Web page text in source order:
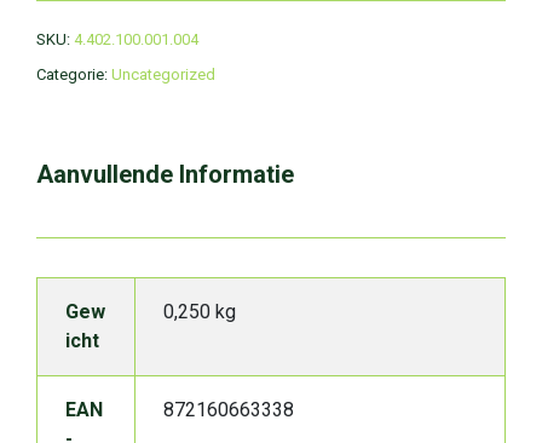
SKU: 4.402.100.001.004
Categorie: Uncategorized
Aanvullende Informatie
Gew
icht
0,250 kg
EAN
872160663338